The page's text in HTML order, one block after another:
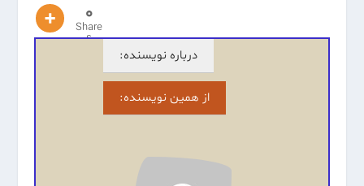
0
Share
s
درباره نویسنده:
از همین نویسنده: